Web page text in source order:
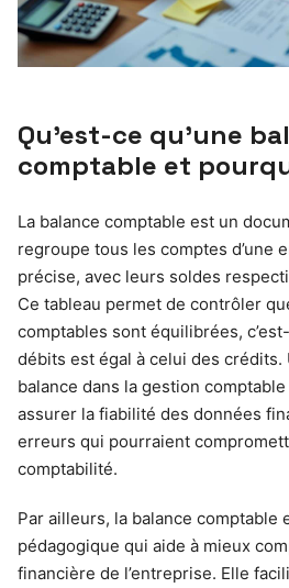
Qu’est-ce qu’une
comptable et
La balance comptable est un
regroupe tous les comptes d’une
précise, avec leurs soldes
Ce tableau permet de contrôler
comptables sont équilibrées,
débits est égal à celui des
balance dans la gestion
assurer la fiabilité des données
erreurs qui pourraient
comptabilité.
Par ailleurs, la balance comptable
pédagogique qui aide à mieux
financière de l’entreprise. Elle